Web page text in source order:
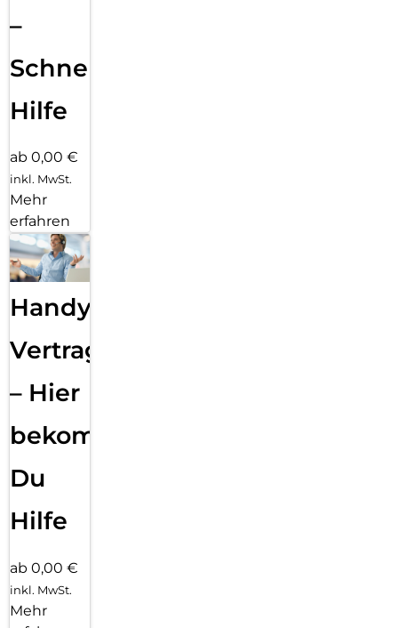
–
Schnelle
Hilfe
ab 0,00 €
inkl. MwSt.
Mehr
erfahren
Handy
Vertragsabwicklung
– Hier
bekommst
Du
Hilfe
ab 0,00 €
inkl. MwSt.
Mehr